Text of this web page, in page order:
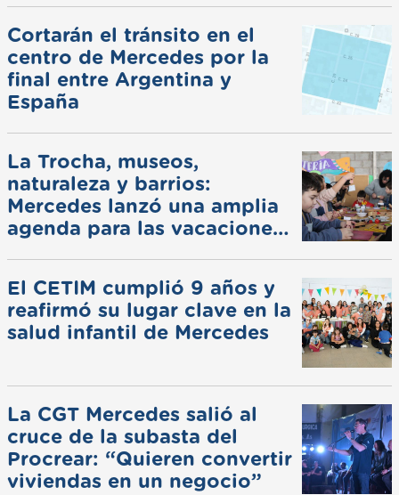
Cortarán el tránsito en el
centro de Mercedes por la
final entre Argentina y
España
La Trocha, museos,
naturaleza y barrios:
Mercedes lanzó una amplia
agenda para las vacaciones
El CETIM cumplió 9 años y
reafirmó su lugar clave en la
salud infantil de Mercedes
La CGT Mercedes salió al
cruce de la subasta del
Procrear: “Quieren convertir
viviendas en un negocio”